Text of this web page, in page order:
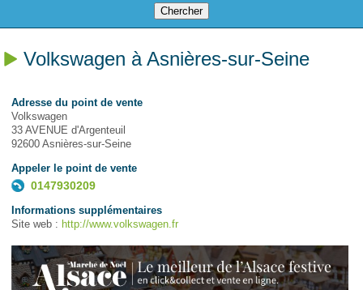
Volkswagen à Asnières-sur-Seine
Adresse du point de vente
Volkswagen
33 AVENUE d'Argenteuil
92600 Asnières-sur-Seine
Appeler le point de vente
0147930209
Informations supplémentaires
Site web : http://www.volkswagen.fr